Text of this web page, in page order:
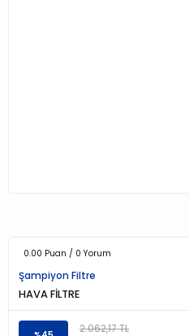
0.00 Puan / 0 Yorum
Şampiyon Filtre
HAVA FİLTRE
2.062,17 TL